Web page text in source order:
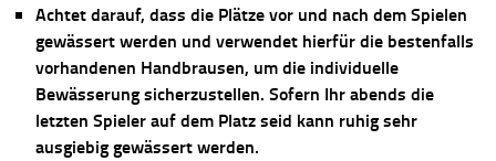
Achtet darauf, dass die Plätze vor und nach dem Spielen
gewässert werden und verwendet hierfür die bestenfalls
vorhandenen Handbrausen, um die individuelle
Bewässerung sicherzustellen. Sofern Ihr abends die
letzten Spieler auf dem Platz seid kann ruhig sehr
ausgiebig gewässert werden.